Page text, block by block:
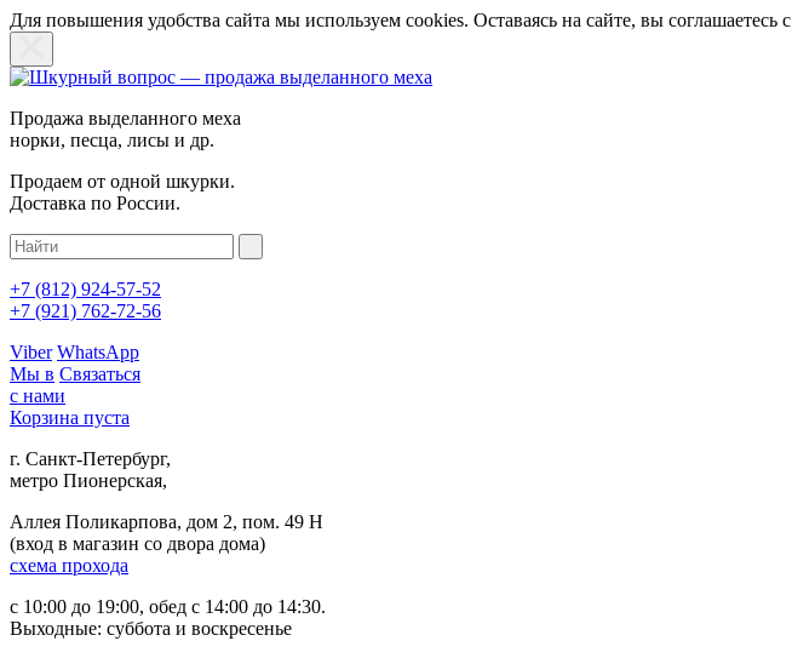
Для повышения удобства сайта мы используем cookies. Оставаясь на сайте, вы соглашаетесь с
Продажа выделанного меха
норки, песца, лисы и др.
Продаем от одной шкурки.
Доставка по России.
+7 (812) 924-57-52
+7 (921) 762-72-56
Viber WhatsApp
Мы в Связаться
с нами
Корзина пуста
г. Санкт-Петербург,
метро Пионерская,
Аллея Поликарпова, дом 2, пом. 49 Н
(вход в магазин со двора дома)
схема прохода
с 10:00 до 19:00, обед с 14:00 до 14:30.
Выходные: суббота и воскресенье